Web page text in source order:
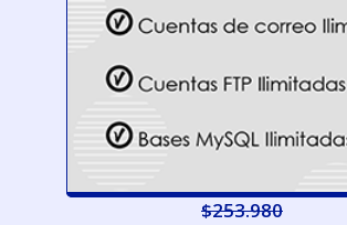
$253.980